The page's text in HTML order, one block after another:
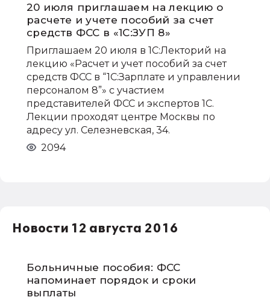
20 июля приглашаем на лекцию о
расчете и учете пособий за счет
средств ФСС в «1С:ЗУП 8»
Приглашаем 20 июля в 1С:Лекторий на
лекцию «Расчет и учет пособий за счет
средств ФСС в “1С:Зарплате и управлении
персоналом 8”» с участием
представителей ФСС и экспертов 1С.
Лекции проходят центре Москвы по
адресу ул. Селезневская, 34.
2094
Новости 12 августа 2016
Больничные пособия: ФСС
напоминает порядок и сроки
выплаты